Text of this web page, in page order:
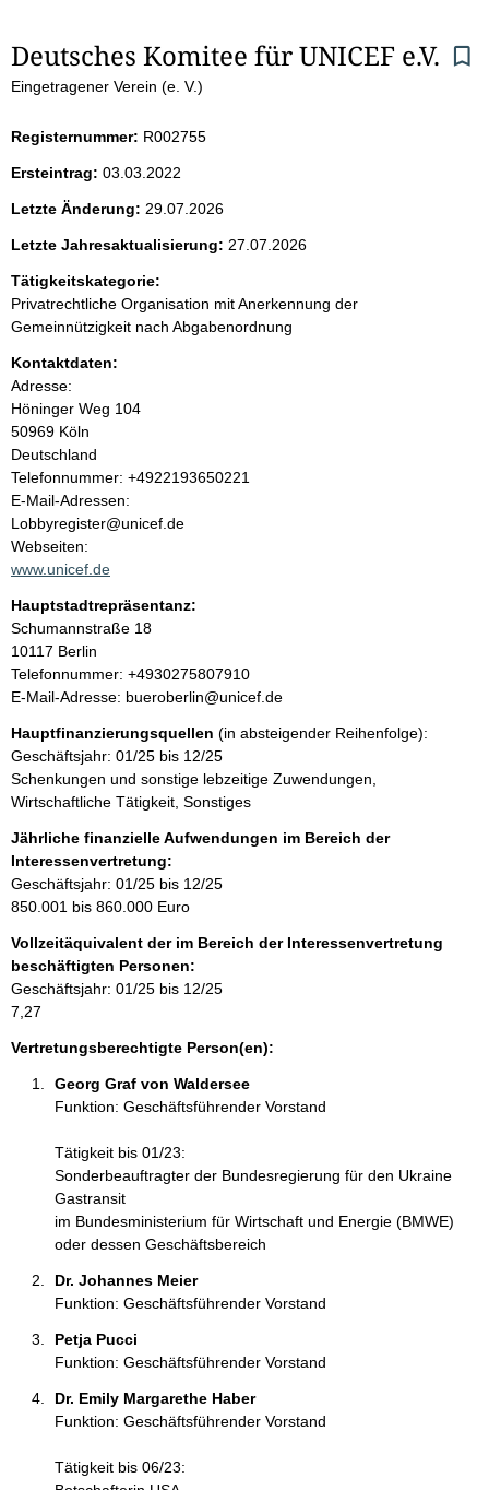
S
e
i
t
e
n
i
n
h
a
l
t
Deutsches Komitee für UNICEF e.V.
Eingetragener Verein (e. V.)
Registernummer: R002755
Ersteintrag: 03.03.2022
Letzte Änderung: 29.07.2026
Letzte Jahresaktualisierung: 27.07.2026
Tätigkeitskategorie:
Privatrechtliche Organisation mit Anerkennung der
Gemeinnützigkeit nach Abgabenordnung
Kontaktdaten:
Adresse:
Höninger Weg 104
50969 Köln
Deutschland
K
o
n
t
a
t
i
n
o
r
m
a
t
o
n
e
n
:
Telefonnummer: +4922193650221
E-Mail-Adressen:
Lobbyregister@unicef.de
Webseiten:
www.unicef.de
Hauptstadtrepräsentanz:
A
d
r
e
s
e
Schumannstraße 18
10117 Berlin
K
o
t
a
k
t
n
f
o
m
a
t
o
Telefonnummer: +4930275807910
E-Mail-Adresse: bueroberlin@unicef.de
Hauptfinanzierungsquellen (in absteigender Reihenfolge):
Geschäftsjahr: 01/25 bis 12/25
Schenkungen und sonstige lebzeitige Zuwendungen,
Wirtschaftliche Tätigkeit, Sonstiges
Jährliche finanzielle Aufwendungen im Bereich der
Interessenvertretung:
Geschäftsjahr: 01/25 bis 12/25
850.001 bis 860.000 Euro
Vollzeitäquivalent der im Bereich der Interessenvertretung
beschäftigten Personen:
Geschäftsjahr: 01/25 bis 12/25
7,27
Vertretungsberechtigte Person(en):
Georg Graf von Waldersee
Funktion: Geschäftsführender Vorstand
Tätigkeit bis 01/23:
Sonderbeauftragter der Bundesregierung für den Ukraine
Gastransit
im Bundesministerium für Wirtschaft und Energie (BMWE)
oder dessen Geschäftsbereich
Dr. Johannes Meier
Funktion: Geschäftsführender Vorstand
Petja Pucci
Funktion: Geschäftsführender Vorstand
Dr. Emily Margarethe Haber
Funktion: Geschäftsführender Vorstand
Tätigkeit bis 06/23: